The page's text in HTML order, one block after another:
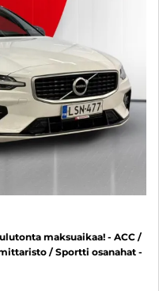
maksuaikaa! - ACC /
/ Sportti osanahat -